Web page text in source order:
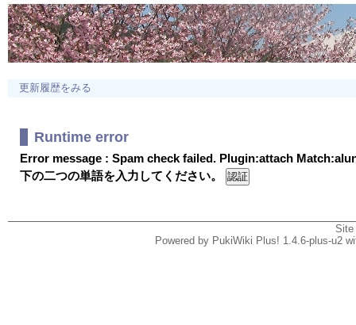
更新履歴をみる
Runtime error
Error message : Spam check failed. Plugin:attach
下の二つの単語を入力してください。
Powered by PukiWiki Plus! 1.4.6-plus-u2